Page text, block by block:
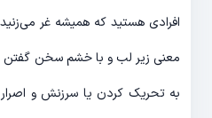
افرادی هستید که همیشه غر می‌زنید.
معنی زیر لب و با خشم سخن
به تحریک کردن یا سرزنش و